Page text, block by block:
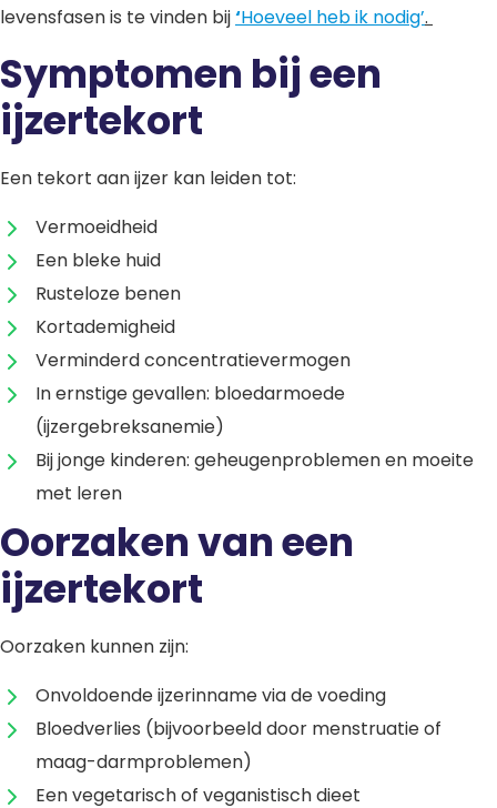
levensfasen is te vinden bij‘Hoeveel heb ik nodig’.
Symptomen bij een
ijzertekort
Een tekort aan ijzer kan leiden tot:
Vermoeidheid
Een bleke huid
Rusteloze benen
Kortademigheid
Verminderd concentratievermogen
In ernstige gevallen: bloedarmoede
(ijzergebreksanemie)
Bij jonge kinderen: geheugenproblemen en moeite
met leren
Oorzaken van een
ijzertekort
Oorzaken kunnen zijn:
Onvoldoende ijzerinname via de voeding
Bloedverlies (bijvoorbeeld door menstruatie of
maag-darmproblemen)
Een vegetarisch of veganistisch dieet